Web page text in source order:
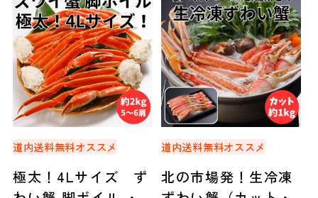
道内送料無料オススメ
極太！4Lサイズ ず
道内送料無料オススメ
北の市場発！生冷凍